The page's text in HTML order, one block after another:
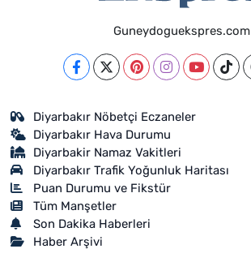
Guneydoguekspres.com
Diyarbakır Nöbetçi Eczaneler
Diyarbakır Hava Durumu
Diyarbakir Namaz Vakitleri
Diyarbakır Trafik Yoğunluk Haritası
Puan Durumu ve Fikstür
Tüm Manşetler
Son Dakika Haberleri
Haber Arşivi